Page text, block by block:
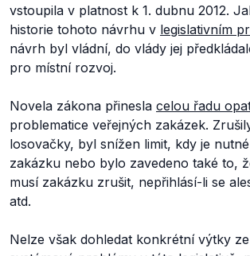
vstoupila v platnost k 1. dubnu 2012.
historie tohoto návrhu v legislativním
návrh byl vládní, do vlády jej
pro místní rozvoj.
Novela zákona přinesla celou řadu
problematice veřejných zakázek.
losovačky, byl snížen limit, kdy je
zakázku nebo bylo zavedeno také to,
musí zakázku zrušit, nepřihlásí-li se
atd.
Nelze však dohledat konkrétní výtky